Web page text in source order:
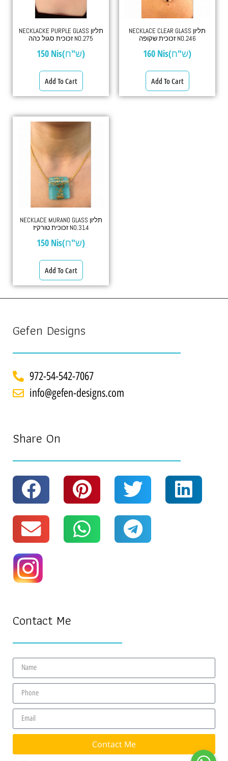
NECKLACKE PURPLE GLASS תליון
זכוכית סגול כהה NO.275
150 Nis(ש"ח)
Add To Cart
NECKLACE CLEAR GLASS תליון
זכוכית שקופה NO.246
160 Nis(ש"ח)
Add To Cart
NECKLACE MURANO GLASS תליון
זכוכית טורקיז NO.314
150 Nis(ש"ח)
Add To Cart
Gefen Designs
972-54-542-7067
info@gefen-designs.com
Share On
Contact Me
Contact Me